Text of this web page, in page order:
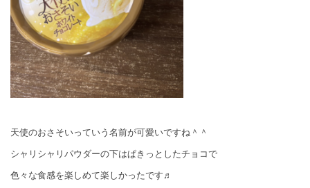
天使のおさそいっていう名前が可愛いですね＾＾
シャリシャリパウダーの下はぱきっとしたチョコで
色々な食感を楽しめて楽しかったです♬